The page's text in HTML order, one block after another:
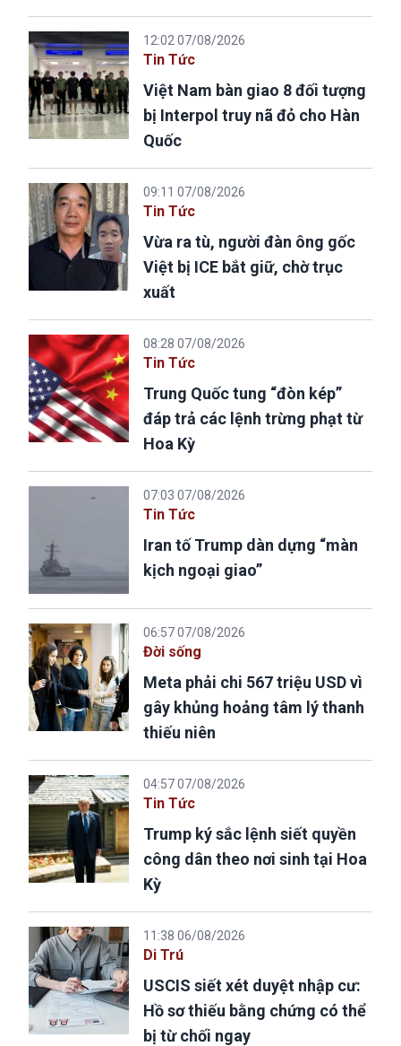
12:02 07/08/2026
Tin Tức
Việt Nam bàn giao 8 đối tượng
bị Interpol truy nã đỏ cho Hàn
Quốc
09:11 07/08/2026
Tin Tức
Vừa ra tù, người đàn ông gốc
Việt bị ICE bắt giữ, chờ trục
xuất
08:28 07/08/2026
Tin Tức
Trung Quốc tung “đòn kép”
đáp trả các lệnh trừng phạt từ
Hoa Kỳ
07:03 07/08/2026
Tin Tức
Iran tố Trump dàn dựng “màn
kịch ngoại giao”
06:57 07/08/2026
Đời sống
Meta phải chi 567 triệu USD vì
gây khủng hoảng tâm lý thanh
thiếu niên
04:57 07/08/2026
Tin Tức
Trump ký sắc lệnh siết quyền
công dân theo nơi sinh tại Hoa
Kỳ
11:38 06/08/2026
Di Trú
USCIS siết xét duyệt nhập cư:
Hồ sơ thiếu bằng chứng có thể
bị từ chối ngay